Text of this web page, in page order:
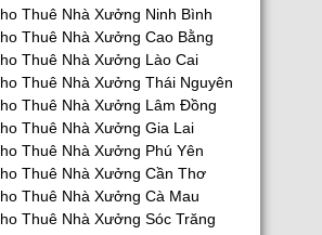
Thuê Nhà Xưởng Ninh Bình
Thuê Nhà Xưởng Cao Bằng
Thuê Nhà Xưởng Lào Cai
Thuê Nhà Xưởng Thái Nguyên
Thuê Nhà Xưởng Lâm Đồng
Thuê Nhà Xưởng Gia Lai
Thuê Nhà Xưởng Phú Yên
Thuê Nhà Xưởng Cần Thơ
Thuê Nhà Xưởng Cà Mau
Thuê Nhà Xưởng Sóc Trăng